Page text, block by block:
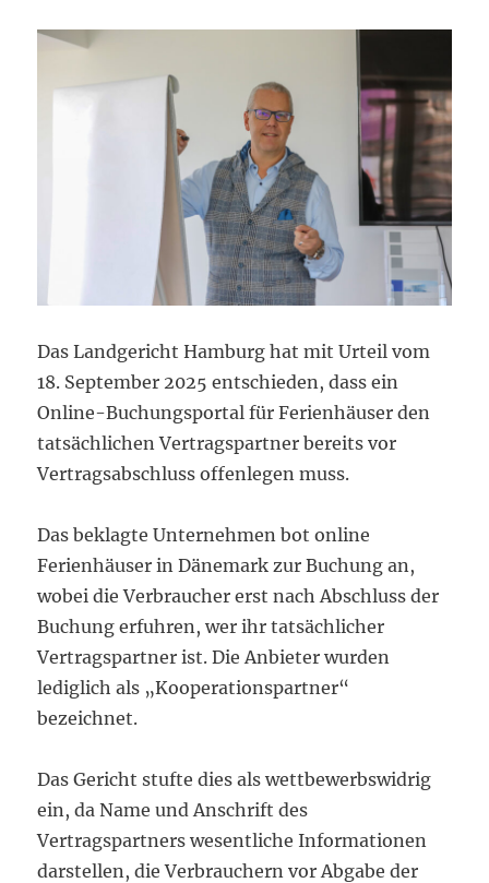
Das Landgericht Hamburg hat mit Urteil vom
18. September 2025 entschieden, dass ein
Online-Buchungsportal für Ferienhäuser den
tatsächlichen Vertragspartner bereits vor
Vertragsabschluss offenlegen muss.
Das beklagte Unternehmen bot online
Ferienhäuser in Dänemark zur Buchung an,
wobei die Verbraucher erst nach Abschluss der
Buchung erfuhren, wer ihr tatsächlicher
Vertragspartner ist. Die Anbieter wurden
lediglich als „Kooperationspartner“
bezeichnet.
Das Gericht stufte dies als wettbewerbswidrig
ein, da Name und Anschrift des
Vertragspartners wesentliche Informationen
darstellen, die Verbrauchern vor Abgabe der